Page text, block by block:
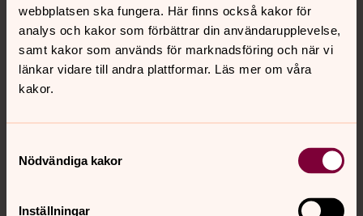
webbplatsen ska fungera. Här finns också kakor för
analys och kakor som förbättrar din användarupplevelse,
samt kakor som används för marknadsföring och när vi
länkar vidare till andra plattformar. Läs mer om våra
kakor.
Nödvändiga kakor
Inställningar
Kontakt
Kalender